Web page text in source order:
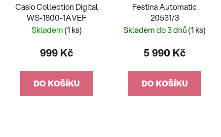
Casio Collection Digital
WS-1800-1AVEF
Skladem(1 ks)
999 Kč
DO KOŠÍKU
Festina Automatic
20531/3
Skladem do 3 dnů(1 ks)
5 990 Kč
DO KOŠÍKU